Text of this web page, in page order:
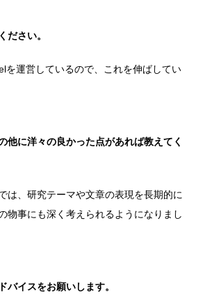
ださい。
を運営しているので、これを伸ばしてい
他に洋々の良かった点があれば教えてく
は、研究テーマや文章の表現を長期的に
物事にも深く考えられるようになりまし
バイスをお願いします。